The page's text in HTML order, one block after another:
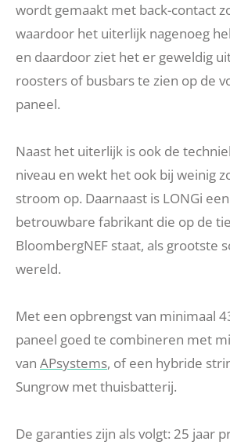
wordt gemaakt met back-contact
waardoor het uiterlijk nagenoeg
en daardoor ziet het er geweldig
roosters of busbars te zien op de
paneel.
Naast het uiterlijk is ook de
niveau en wekt het ook bij weinig
stroom op. Daarnaast is LONGi
betrouwbare fabrikant die op de
BloombergNEF staat, als grootste
wereld.
Met een opbrengst van minimaal
paneel goed te combineren met
van APsystems, of een hybride
Sungrow met thuisbatterij.
De garanties zijn als volgt: 25 jaar